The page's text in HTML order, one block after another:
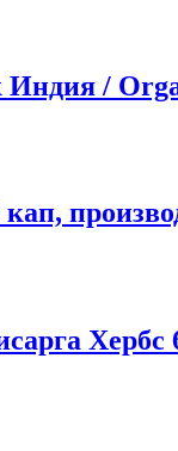
/
Хербс